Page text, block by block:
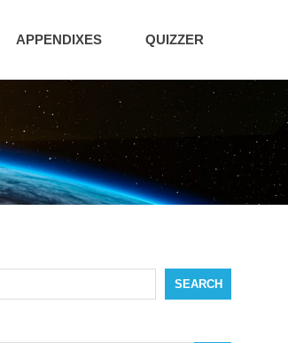
APPENDIXES QUIZZER
SEARCH